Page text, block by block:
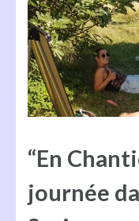
“En
journée